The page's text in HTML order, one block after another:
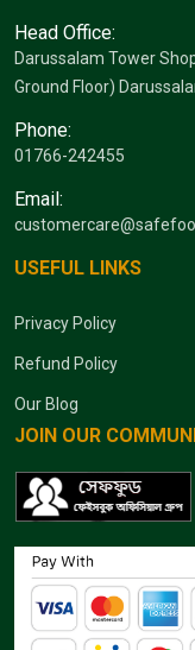
Head Office:
Darussalam Tower
Ground Floor)
Phone:
01766-242455
Email:
USEFUL LINKS
Privacy Policy
Refund Policy
Our Blog
JOIN OUR